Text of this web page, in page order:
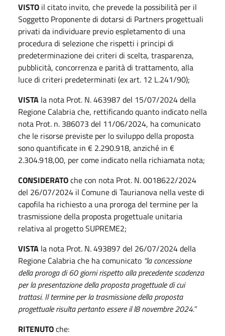
VISTO il citato invito, che prevede la possibilità per il
Soggetto Proponente di dotarsi di Partners progettuali
privati da individuare previo espletamento di una
procedura di selezione che rispetti i principi di
predeterminazione dei criteri di scelta, trasparenza,
pubblicità, concorrenza e parità di trattamento, alla
luce di criteri predeterminati (ex art. 12 L.241/90);
VISTA la nota Prot. N. 463987 del 15/07/2024 della
Regione Calabria che, rettificando quanto indicato nella
nota Prot. n. 386073 del 11/06/2024, ha comunicato
che le risorse previste per lo sviluppo della proposta
sono quantificate in € 2.290.918, anziché in €
2.304.918,00, per come indicato nella richiamata nota;
CONSIDERATOche con nota Prot. N. 0018622/2024
del 26/07/2024 il Comune di Taurianova nella veste di
capofila ha richiesto a una proroga del termine per la
trasmissione della proposta progettuale unitaria
relativa al progetto SUPREME2;
VISTA la nota Prot. N. 493897 del 26/07/2024 della
Regione Calabria che ha comunicato “la concessione
della proroga di 60 giorni rispetto alla precedente scadenza
per la presentazione della proposta progettuale di cui
trattasi. Il termine per la trasmissione della proposta
progettuale risulta pertanto essere il l8 novembre 2024.”
RITENUTOche: